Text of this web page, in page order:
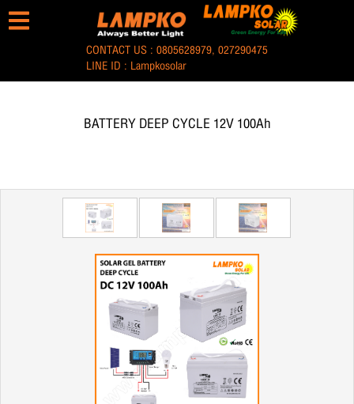
CONTACT US : 0805628979, 027290475
LINE ID : Lampkosolar
BATTERY DEEP CYCLE 12V 100Ah